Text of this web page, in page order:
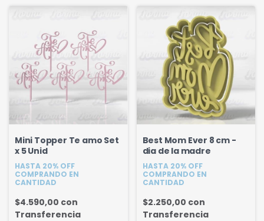
Mini Topper Te amo Set
x 5 Unid
HASTA 20% OFF
COMPRANDO EN
CANTIDAD
$4.590,00 con
Transferencia
Best Mom Ever 8 cm -
dia de la madre
HASTA 20% OFF
COMPRANDO EN
CANTIDAD
$2.250,00 con
Transferencia